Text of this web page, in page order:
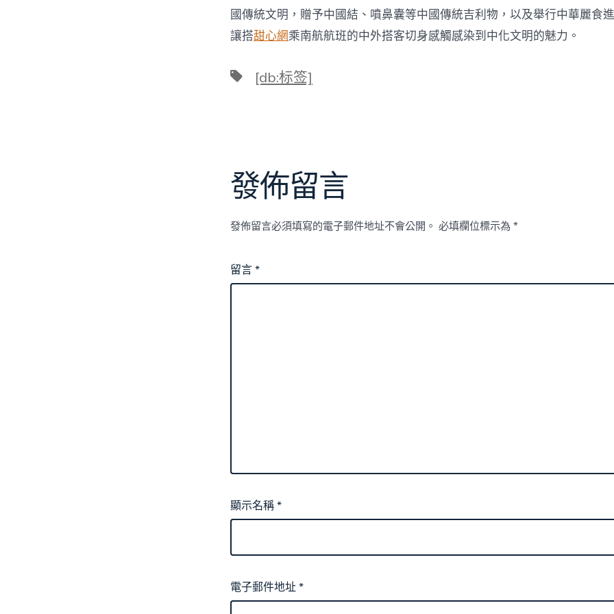
國傳統文明，贈予中國結、噴鼻囊等中國傳統吉利物，以及舉行中華麗食
讓搭甜心網乘南航航班的中外搭客切身感觸感染到中化文明的魅力。
標 [db:标签]
發佈留言
發佈留言必須填寫的電子郵件地址不會公開。 必填欄位標示為 *
留言*
顯示名稱*
電子郵件地址*